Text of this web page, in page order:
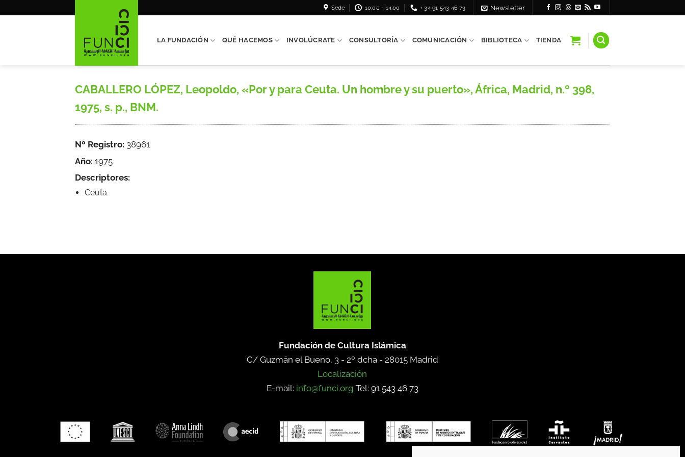
Sede 10:00 - 14:00 + 34 91 543 46 73 Newsletter
LA FUNDACIÓN QUÉ HACEMOS INVOLÚCRATE CONSULTORÍA COMUNICACIÓN BIBLIOTECA TIENDA
CABALLERO LÓPEZ, Leopoldo, «Por y para Ceuta. Un hombre y su puerto», África, Madrid, n.º 398,
1975, s. p., BNM.
Nº Registro: 38961
Año: 1975
Descriptores:
Ceuta
Fundación de Cultura Islámica
C/ Guzmán el Bueno, 3 - 2º dcha - 28015 Madrid
Localización
E-mail: info@funci.org Tel: 91 543 46 73